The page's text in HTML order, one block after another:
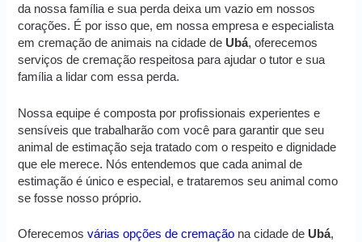
da nossa família e sua perda deixa um vazio em nossos
corações. É por isso que, em nossa empresa e especialista
em cremação de animais na cidade de Ubá, oferecemos
serviços de cremação respeitosa para ajudar o tutor e sua
família a lidar com essa perda.
Nossa equipe é composta por profissionais experientes e
sensíveis que trabalharão com você para garantir que seu
animal de estimação seja tratado com o respeito e dignidade
que ele merece. Nós entendemos que cada animal de
estimação é único e especial, e trataremos seu animal como
se fosse nosso próprio.
Oferecemosvárias opções de cremação na cidade de Ubá,